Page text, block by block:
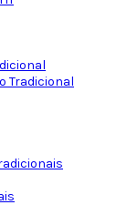
Tradicional